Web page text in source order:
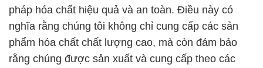
pháp hóa chất hiệu quả và an toàn. Điều này có
nghĩa rằng chúng tôi không chỉ cung cấp các sản
phẩm hóa chất chất lượng cao, mà còn đảm bảo
rằng chúng được sản xuất và cung cấp theo các